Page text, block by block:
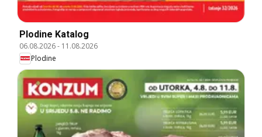
Plodine Katalog
06.08.2026- 11.08.2026
Plodine